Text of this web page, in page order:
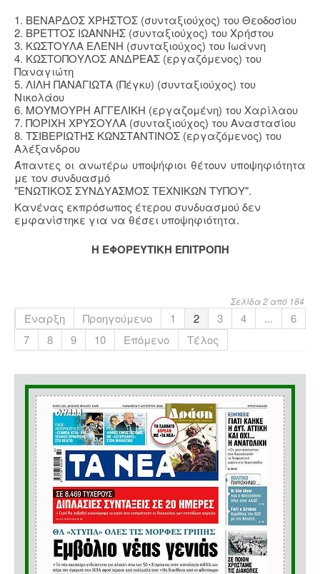
1. ΒΕΝΑΡΔΟΣ ΧΡΗΣΤΟΣ (συνταξιούχος) του Θεοδοσίου
2. ΒΡΕΤΤΟΣ ΙΩΑΝΝΗΣ (συνταξιούχος) του Χρήστου
3. ΚΩΣΤΟΥΛΑ ΕΛΕΝΗ (συνταξιούχος) του Ιωάννη
4. ΚΩΣΤΟΠΟΥΛΟΣ ΑΝΔΡΕΑΣ (εργαζόμενος) του
Παναγιώτη
5. ΛΙΛΗ ΠΑΝΑΓΙΩΤΑ (Πέγκυ) (συνταξιούχος) του
Νικολάου
6. ΜΟΥΜΟΥΡΗ ΑΓΓΕΛΙΚΗ (εργαζομένη) του Χαρίλαου
7. ΠΟΡΙΧΗ ΧΡΥΣΟΥΛΑ (συνταξιούχος) του Αναστασίου
8. ΤΣΙΒΕΡΙΩΤΗΣ ΚΩΝΣΤΑΝΤΙΝΟΣ (εργαζόμενος) του
Αλέξανδρου
Άπαντες οι ανωτέρω υποψήφιοι θέτουν υποψηφιότητα
με τον συνδυασμό
"ΕΝΩΤΙΚΟΣ ΣΥΝΔΥΑΣΜΟΣ ΤΕΧΝΙΚΩΝ ΤΥΠΟΥ".
Κανένας εκπρόσωπος έτερου συνδυασμού δεν
εμφανίστηκε για να θέσει υποψηφιότητα.
Η ΕΦΟΡΕΥΤΙΚΗ ΕΠΙΤΡΟΠΗ
Σελίδα 2 από 184
Έναρξη Προηγούμενο 1 2 3 4 ...
6
7
8 9 10 Επόμενο Τέλος